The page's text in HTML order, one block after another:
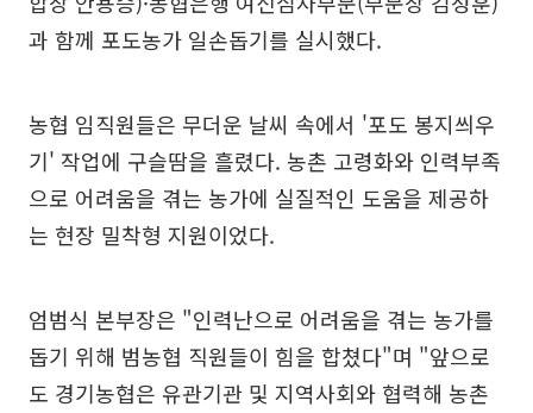
과 함께 포도농가 일손돕기를 실시했다.
농협 임직원들은 무더운 날씨 속에서 '포도 봉지씌우
기' 작업에 구슬땀을 흘렸다. 농촌 고령화와 인력부족
으로 어려움을 겪는 농가에 실질적인 도움을 제공하
는 현장 밀착형 지원이었다.
엄범식 본부장은 "인력난으로 어려움을 겪는 농가를
돕기 위해 범농협 직원들이 힘을 합쳤다"며 "앞으로
도 경기농협은 유관기관 및 지역사회와 협력해 농촌